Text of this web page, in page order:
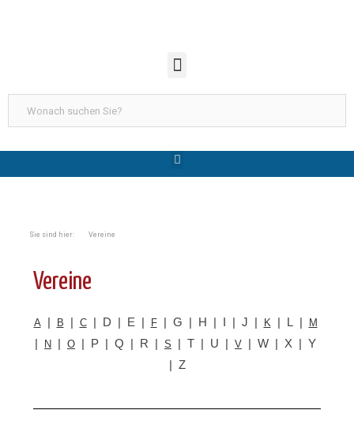
Sie sind hier: Vereine
Vereine
A | B | C| D | E | F| G | H | I | J | K | L | M
| N | O | P | Q | R | S | T | U | V | W | X | Y
| Z